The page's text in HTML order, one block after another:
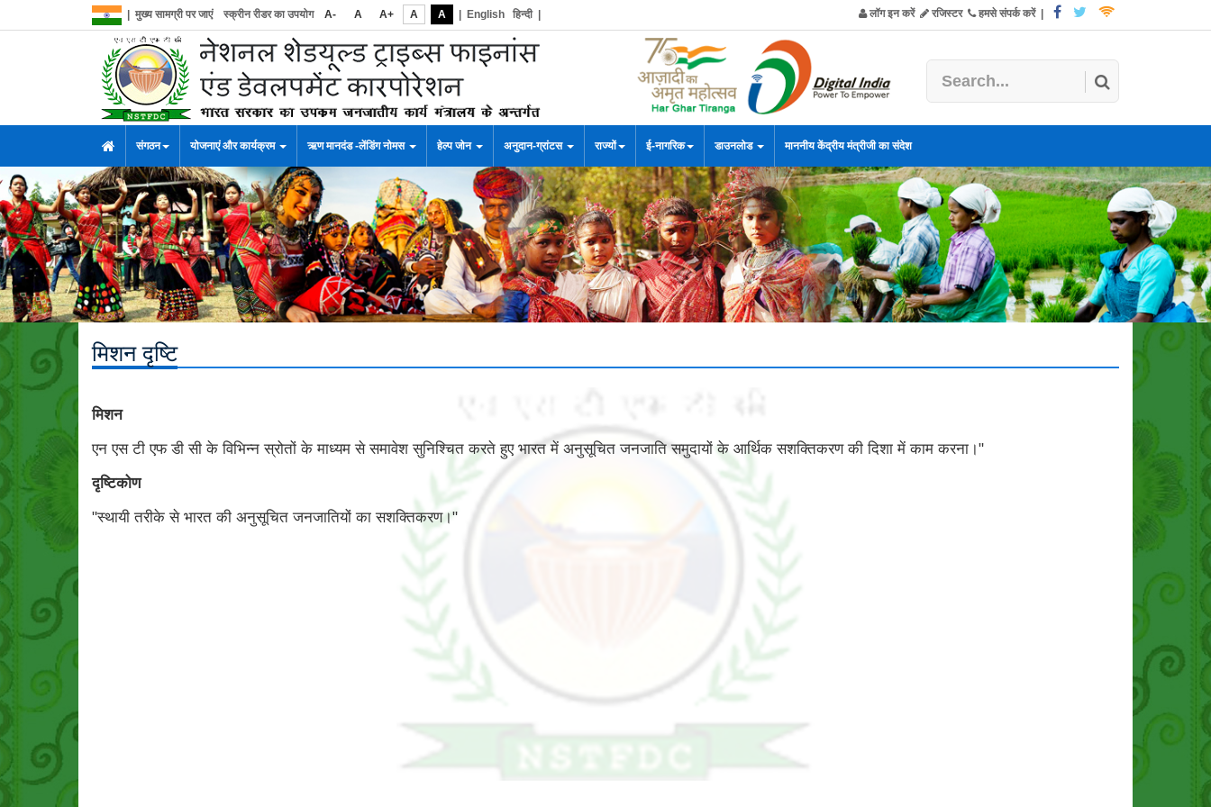
मुख्य सामग्री पर जाएं स्क्रीन रीडर का उपयोग A- A A+ A A English हिन्दी| लॉग इन करें रजिस्टर हमसे संपर्क करें|
संगठन योजनाएं और कार्यक्रम ऋण मानदंड -लेंडिंग नोमस हेल्प जोन अनुदान-ग्रांटस राज्यों ई-नागरिक डाउनलोड माननीय केंद्रीय मंत्रीजी का संदेश
मिशन दृष्टि
मिशन
एन एस टी एफ डी सी के विभिन्न स्रोतों के माध्यम से समावेश सुनिश्चित करते हुए भारत में अनुसूचित जनजाति समुदायों के आर्थिक सशक्तिकरण की दिशा में काम करना।"
दृष्टिकोण
"स्थायी तरीके से भारत की अनुसूचित जनजातियों का सशक्तिकरण।"